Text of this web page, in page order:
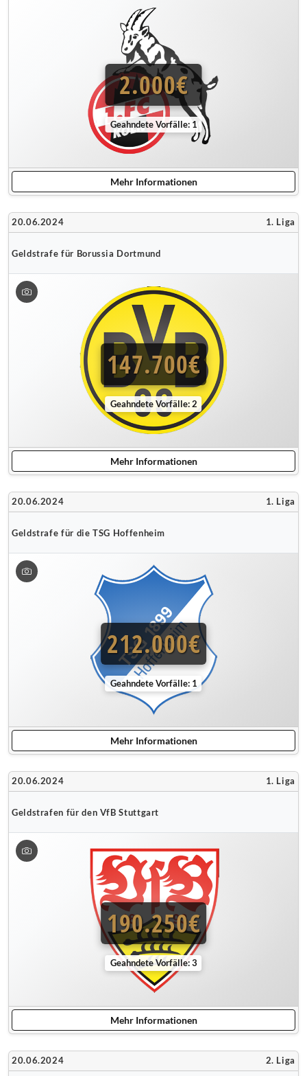
2.000€
Geahndete Vorfälle: 1
Mehr Informationen
20.06.2024 1. Liga
Geldstrafe für Borussia Dortmund
147.700€
Geahndete Vorfälle: 2
Mehr Informationen
20.06.2024 1. Liga
Geldstrafe für die TSG Hoffenheim
212.000€
Geahndete Vorfälle: 1
Mehr Informationen
20.06.2024 1. Liga
Geldstrafen für den VfB Stuttgart
190.250€
Geahndete Vorfälle: 3
Mehr Informationen
20.06.2024 2. Liga